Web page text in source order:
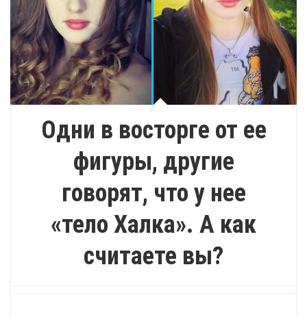
Одни в восторге от ее
фигуры, другие
говорят, что у нее
«тело Халка». А как
считаете вы?